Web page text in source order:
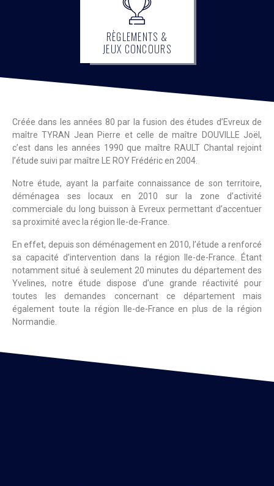
RÈGLEMENTS &
JEUX CONCOURS
Créée dans les années 80 par la fusion des études d’Evreux de
maître TYRAN Jean Pierre et celle de maître DOUVILLE Joël,
c’est dans les années 1990 que maître RAULT Chantal rejoint
l’étude suivi par maître LE ROY Frédéric en 2004.
Notre étude, ayant la parfaite connaissance de son territoire,
déménagea ses locaux en 2010 sur la zone d’activité
commerciale du long buisson à Evreux permettant d’accentuer
sa proximité avec la région Ile-de-France.
En effet, depuis son déménagement en 2010, l’étude a renforcé
sa capacité d’intervention dans la région Ile-de-France. Étant
notamment situé à seulement 20 minutes du département des
Yvelines, notre étude dispose d’une grande réactivité pour
toutes les demandes concernant ce département mais
également toute la région Ile-de-France en plus de la région
Normandie.